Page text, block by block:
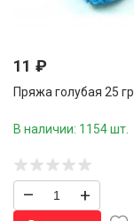
11 ₽
Пряжа голубая 25 гр.
В наличии: 1154 шт.
– +